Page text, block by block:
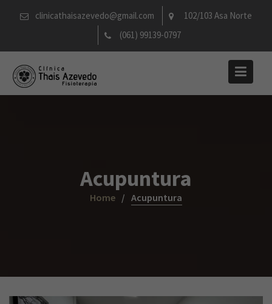
clinicathaisazevedo@gmail.com
102/103 Asa Norte
(061) 99139-0797
Acupuntura
Home Acupuntura